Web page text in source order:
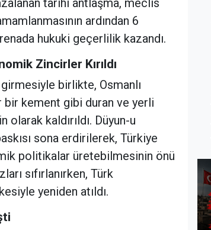
tarihi antlaşma, meclis
ardından 6
hukuki geçerlilik kazandı.
Zincirler Kırıldı
birlikte, Osmanlı
bir kement gibi duran ve yerli
kaldırıldı. Düyun-u
sona erdirilerek, Türkiye
politikalar üretebilmesinin önü
sıfırlanırken, Türk
yeniden atıldı.